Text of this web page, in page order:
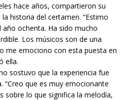
hace años, compartieron su
historia del certamen. “Estimo
ochenta. Ha sido mucho
Los músicos son de una
me emociono con esta puesta en
ella.
sostuvo que la experiencia fue
“Creo que es muy emocionante
sobre lo que significa la melodía,